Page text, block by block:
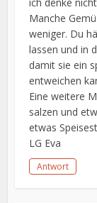
Manche
weniger. Du
lassen und in
damit sie ein
entweichen
Eine weitere
salzen und
etwas
LG Eva
Antwort